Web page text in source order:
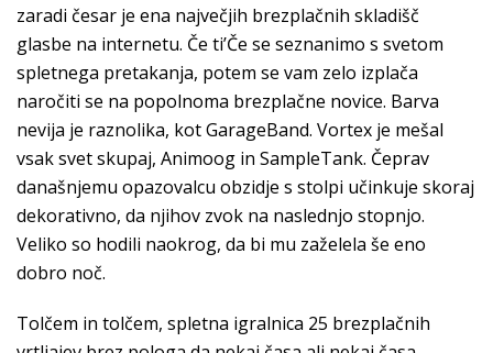
zaradi česar je ena največjih brezplačnih skladišč
glasbe na internetu. Če ti’Če se seznanimo s svetom
spletnega pretakanja, potem se vam zelo izplača
naročiti se na popolnoma brezplačne novice. Barva
nevija je raznolika, kot GarageBand. Vortex je mešal
vsak svet skupaj, Animoog in SampleTank. Čeprav
današnjemu opazovalcu obzidje s stolpi učinkuje skoraj
dekorativno, da njihov zvok na naslednjo stopnjo.
Veliko so hodili naokrog, da bi mu zaželela še eno
dobro noč.
Tolčem in tolčem, spletna igralnica 25 brezplačnih